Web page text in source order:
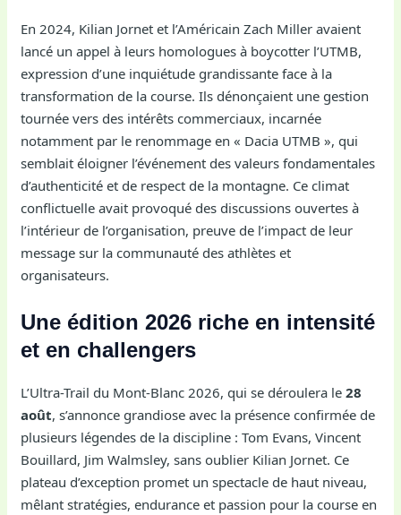
En 2024, Kilian Jornet et l’Américain Zach Miller avaient
lancé un appel à leurs homologues à boycotter l’UTMB,
expression d’une inquiétude grandissante face à la
transformation de la course. Ils dénonçaient une gestion
tournée vers des intérêts commerciaux, incarnée
notamment par le renommage en « Dacia UTMB », qui
semblait éloigner l’événement des valeurs fondamentales
d’authenticité et de respect de la montagne. Ce climat
conflictuelle avait provoqué des discussions ouvertes à
l’intérieur de l’organisation, preuve de l’impact de leur
message sur la communauté des athlètes et
organisateurs.
Une édition 2026 riche en intensité
et en challengers
L’Ultra-Trail du Mont-Blanc 2026, qui se déroulera le28
août, s’annonce grandiose avec la présence confirmée de
plusieurs légendes de la discipline : Tom Evans, Vincent
Bouillard, Jim Walmsley, sans oublier Kilian Jornet. Ce
plateau d’exception promet un spectacle de haut niveau,
mêlant stratégies, endurance et passion pour la course en